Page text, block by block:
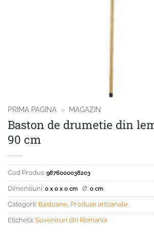
PRIMA PAGINA » MAGAZIN
Baston de drumetie din
90 cm
Cod Produs: 9876000038203
Dimensiuni: 0 x 0 x 0 cm Ø: 0 cm
Categorii: Bastoane Produse artizanale
Eticheta: Suveniruri din Romania